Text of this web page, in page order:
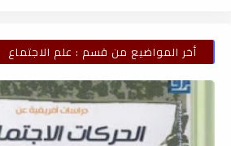
أخر المواضيع من قسم : علم الاجتماع